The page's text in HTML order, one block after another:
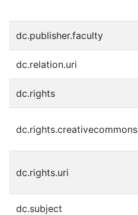
dc.publisher.faculty
dc.relation.uri
dc.rights
dc.rights.creativecommons
dc.rights.uri
dc.subject